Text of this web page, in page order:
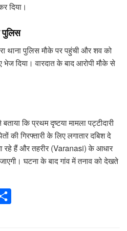
दिया।
थाना पुलिस मौके पर पहुंची और शव को
दिया। वारदात के बाद आरोपी मौके से
बताया कि प्रथम दृष्टया मामला पट्टीदारी
की गिरफ्तारी के लिए लगातार दबिश दे
रहे हैं और तहरीर (Varanasi) के आधार
घटना के बाद गांव में तनाव को देखते